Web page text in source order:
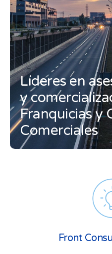
Líderes en
y
Franquicias y
Comerciales
Front